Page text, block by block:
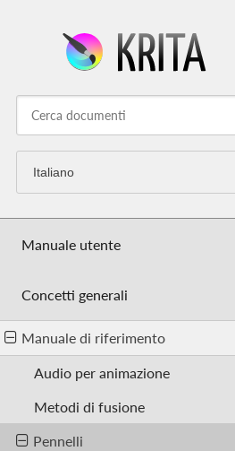
Manuale utente
Concetti generali
Manuale di riferimento
Audio per animazione
Metodi di fusione
Pennelli